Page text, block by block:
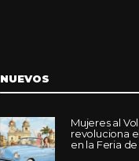
NUEVOS
Mujeres al
revoluciona
en la Feria